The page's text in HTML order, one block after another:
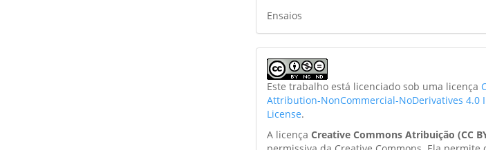
Ensaios
Este trabalho está licenciado sob uma licença
Attribution-NonCommercial-NoDerivatives 4.0
License.
A licençaCreative Commons Atribuição (CC